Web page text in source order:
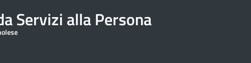
Servizi alla Persona